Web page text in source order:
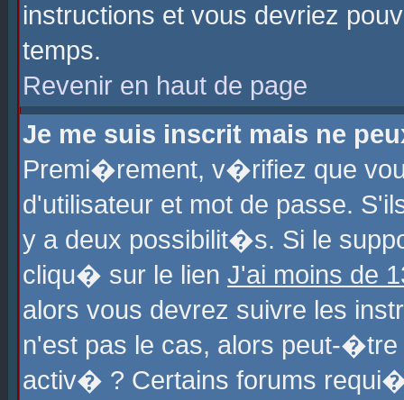
instructions et vous devriez
temps.
Revenir en haut de page
Je me suis inscrit mais ne
Premi�rement, v�rifiez que
d'utilisateur et mot de passe.
y a deux possibilit�s. Si le
cliqu� sur le lien J'ai moins de
alors vous devrez suivre les
n'est pas le cas, alors peut-
activ� ? Certains forums